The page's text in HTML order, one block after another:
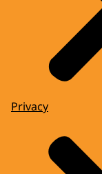
Privacy